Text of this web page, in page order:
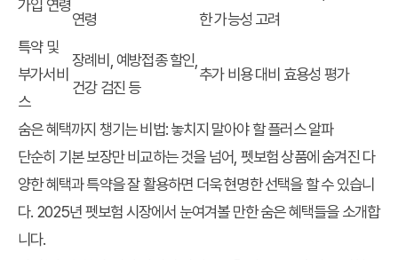
가입 연령
연령
한 가능성 고려
특약 및
부가서비
스
장례비, 예방접종 할인,
건강 검진 등
추가 비용 대비 효용성 평가
숨은 혜택까지 챙기는 비법: 놓치지 말아야 할 플러스 알파
단순히 기본 보장만 비교하는 것을 넘어, 펫보험 상품에 숨겨진 다
양한 혜택과 특약을 잘 활용하면 더욱 현명한 선택을 할 수 있습니
다. 2025년 펫보험 시장에서 눈여겨볼 만한 숨은 혜택들을 소개합
니다.